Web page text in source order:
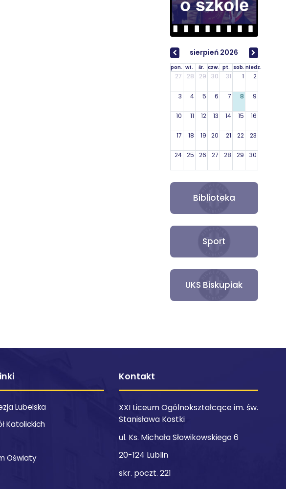
sierpień 2026
pon. wt. śr. czw. pt. sob. niedz.
27 28 29 30 31 1 2
3 4 5 6 7 8 9
10 11 12 13 14 15 16
17 18 19 20 21 22 23
24 25 26 27 28 29 30
Biblioteka
Sport
UKS Biskupiak
Lubelska
Katolickich
Oświaty
Kontakt
XXI Liceum Ogólnokształcące im. św.
Stanisława Kostki
ul. Ks. Michała Słowikowskiego 6
20-124 Lublin
skr. poczt. 221